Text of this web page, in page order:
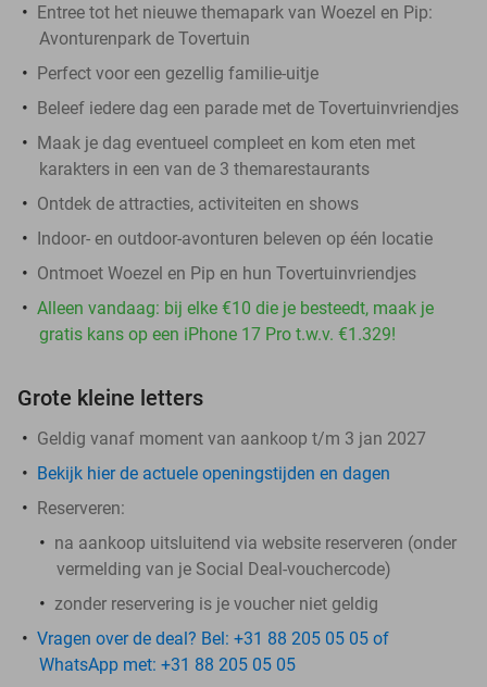
Entree tot het nieuwe themapark van Woezel en Pip:
Avonturenpark de Tovertuin
Perfect voor een gezellig familie-uitje
Beleef iedere dag een parade met de Tovertuinvriendjes
Maak je dag eventueel compleet en kom eten met
karakters in een van de 3 themarestaurants
Ontdek de attracties, activiteiten en shows
Indoor- en outdoor-avonturen beleven op één locatie
Ontmoet Woezel en Pip en hun Tovertuinvriendjes
Alleen vandaag: bij elke €10 die je besteedt, maak je
gratis kans op een iPhone 17 Pro t.w.v. €1.329!
Grote kleine letters
Geldig vanaf moment van aankoop t/m 3 jan 2027
Bekijk hier de actuele openingstijden en dagen
Reserveren:
na aankoop uitsluitend via website reserveren (onder
vermelding van je Social Deal-vouchercode)
zonder reservering is je voucher niet geldig
Vragen over de deal? Bel: +31 88 205 05 05 of
WhatsApp met: +31 88 205 05 05